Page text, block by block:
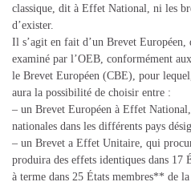
classique, dit à Effet National, ni les
d’exister.
Il s’agit en fait d’un Brevet Européen,
examiné par l’OEB, conformément
le Brevet Européen (CBE), pour
aura la possibilité de choisir entre :
– un Brevet Européen à Effet
nationales dans les différents pays
– un Brevet a Effet Unitaire, qui
produira des effets identiques dans 17
à terme dans 25 États membres** de